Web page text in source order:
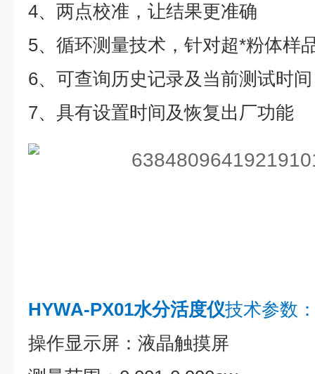
4、两点校准，让结果更准确
5、循环测量技术，针对超*粉体样
6、可查询历史记录及当前测试时间
7、具有设置时间及恢复出厂功能
HYWA-PX01水分活度仪技术参数
操作显示屏：液晶触摸屏